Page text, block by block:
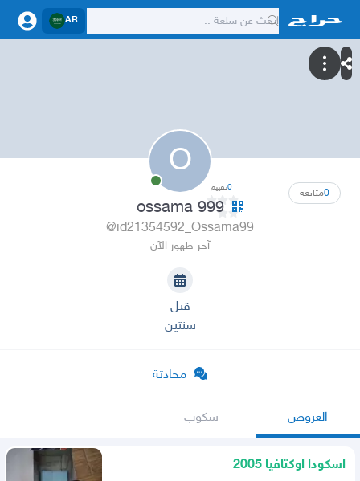
AR
O
0متابعة 0تقييم
ossama 999
@id21354592_Ossama99
آخر ظهور الآن
قبل
سنتين
محادثة
العروض سكوب
اسكودا اوكتافيا 2005